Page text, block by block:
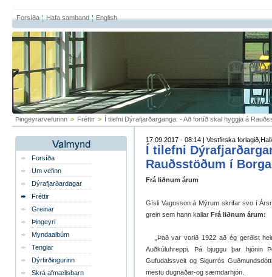
Forsíða Hafa samband English
Þingeyrarvefurinn > Fréttir > Í tilefni Dýrafjarðarganga: - Að fortíð skal hyggja á
Forsíða
Um vefinn
Dýrafjarðardagar
Fréttir
Greinar
Þingeyri
Myndaalbúm
Tenglar
Dýrfirðingurinn
Skrá afmælisbarn
17.09.2017 - 08:14 | Vestfirska
Í tilefni
Rauðsstöðum í
Frá liðnum árum
Gísli Vagnsson á Mýrum skrifar svo í
grein sem hann kallar Frá liðnum árum:
„Það var vorið 1922 að ég gerðist
Auðkúluhreppi. Þá bjuggu þar hjónin
Gufudalssveit og Sigurrós
mestu dugnaðar-og sæmdarhjón.